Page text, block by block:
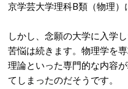
京学芸大学理科B類（物理）
しかし、念願の大学に入学
苦悩は続きます。物理学を
理論といった専門的な内容
てしまったのだそうです。